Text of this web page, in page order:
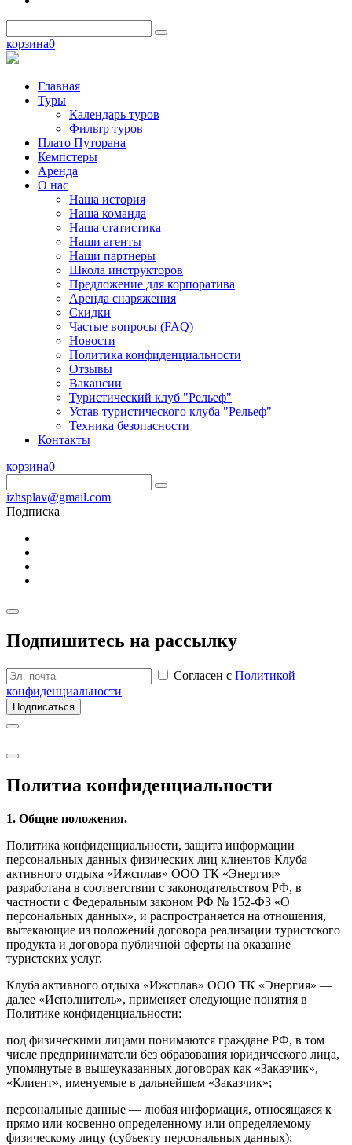
корзина0
Главная
Туры
Календарь туров
Фильтр туров
Плато Путорана
Кемпстеры
Аренда
О нас
Наша история
Наша команда
Наша статистика
Наши агенты
Наши партнеры
Школа инструкторов
Предложение для корпоратива
Аренда снаряжения
Скидки
Частые вопросы (FAQ)
Новости
Политика конфиденциальности
Отзывы
Вакансии
Туристический клуб "Рельеф"
Устав туристического клуба "Рельеф"
Техника безопасности
Контакты
корзина0
izhsplav@gmail.com
Подписка
Подпишитесь на рассылку
Согласен с Политикой
конфиденциальности
Подписаться
Политиа кон­фиден­циаль­ности
1. Общие положения.
Политика конфиденциальности, защита информации
персональных данных физических лиц клиентов Клуба
активного отдыха «Ижсплав» ООО ТК «Энергия»
разработана в соответствии с законодательством РФ, в
частности с Федеральным законом РФ № 152-ФЗ «О
персональных данных», и распространяется на отношения,
вытекающие из положений договора реализации туристского
продукта и договора публичной оферты на оказание
туристских услуг.
Клуба активного отдыха «Ижсплав» ООО ТК «Энергия» —
далее «Исполнитель», применяет следующие понятия в
Политике конфиденциальности:
под физическими лицами понимаются граждане РФ, в том
числе предприниматели без образования юридического лица,
упомянутые в вышеуказанных договорах как «Заказчик»,
«Клиент», именуемые в дальнейшем «Заказчик»;
персональные данные — любая информация, относящаяся к
прямо или косвенно определенному или определяемому
физическому лицу (субъекту персональных данных);